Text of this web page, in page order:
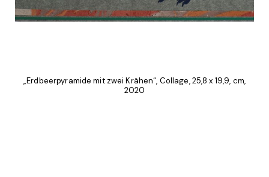
„Erdbeerpyramide mit zwei Krähen“, Collage, 25,8 x 19,9, cm,
2020